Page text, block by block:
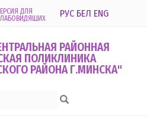
ДЛЯ
РУС БЕЛ ENG
РАЙОННАЯ
ПОЛИКЛИНИКА
РАЙОНА Г.МИНСКА"